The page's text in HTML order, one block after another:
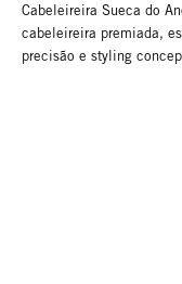
Cabeleireira Sueca do
cabeleireira premiada,
precisão e styling